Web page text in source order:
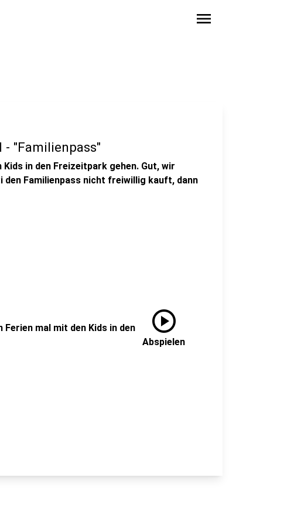
menu
- "Familienpass"
in den Freizeitpark gehen. Gut, wir
den Familienpass nicht freiwillig kauft, dann
Ferien mal mit den Kids in den
play_circle
Abspielen